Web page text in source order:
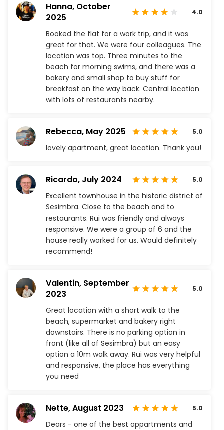
Hanna, October
2025
4.0
Booked the flat for a work trip, and it was
great for that. We were four colleagues. The
location was top. Three minutes to the
beach for morning swims, and there was a
bakery and small shop to buy stuff for
breakfast on the way back. Central location
with lots of restaurants nearby.
Rebecca, May 2025 5.0
lovely apartment, great location. Thank you!
Ricardo, July 2024 5.0
Excellent townhouse in the historic district of
Sesimbra. Close to the beach and to
restaurants. Rui was friendly and always
responsive. We were a group of 6 and the
house really worked for us. Would definitely
recommend!
Valentin, September
2023
5.0
Great location with a short walk to the
beach, supermarket and bakery right
downstairs. There is no parking option in
front (like all of Sesimbra) but an easy
option a 10m walk away. Rui was very helpful
and responsive, the place has everything
you need
Nette,August 2023 5.0
Dears - one of the best appartments and